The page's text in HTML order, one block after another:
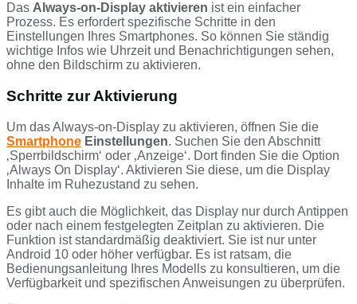
Das Always-on-Display aktivieren ist ein einfacher
Prozess. Es erfordert spezifische Schritte in den
Einstellungen Ihres Smartphones. So können Sie ständig
wichtige Infos wie Uhrzeit und Benachrichtigungen sehen,
ohne den Bildschirm zu aktivieren.
Schritte zur Aktivierung
Um das Always-on-Display zu aktivieren, öffnen Sie die
Smartphone Einstellungen. Suchen Sie den Abschnitt
‚Sperrbildschirm‘ oder ‚Anzeige‘. Dort finden Sie die Option
‚Always On Display‘. Aktivieren Sie diese, um die Display
Inhalte im Ruhezustand zu sehen.
Es gibt auch die Möglichkeit, das Display nur durch Antippen
oder nach einem festgelegten Zeitplan zu aktivieren. Die
Funktion ist standardmäßig deaktiviert. Sie ist nur unter
Android 10 oder höher verfügbar. Es ist ratsam, die
Bedienungsanleitung Ihres Modells zu konsultieren, um die
Verfügbarkeit und spezifischen Anweisungen zu überprüfen.